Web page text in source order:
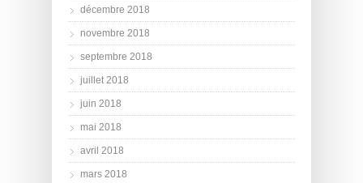
décembre 2018
novembre 2018
septembre 2018
juillet 2018
juin 2018
mai 2018
avril 2018
mars 2018